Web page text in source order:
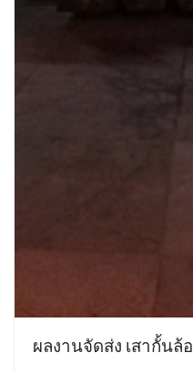
ผลงานจัดส่ง เสากั้นล้อ